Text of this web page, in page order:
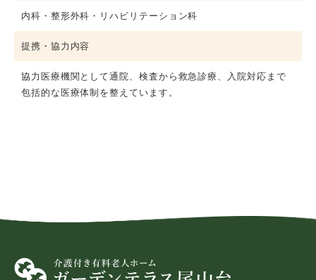
内科・整形外科・リハビリテーション科
提携・協力内容
協力医療機関として通院、検査から救急診療、入院対応まで
包括的な医療体制を整えています。